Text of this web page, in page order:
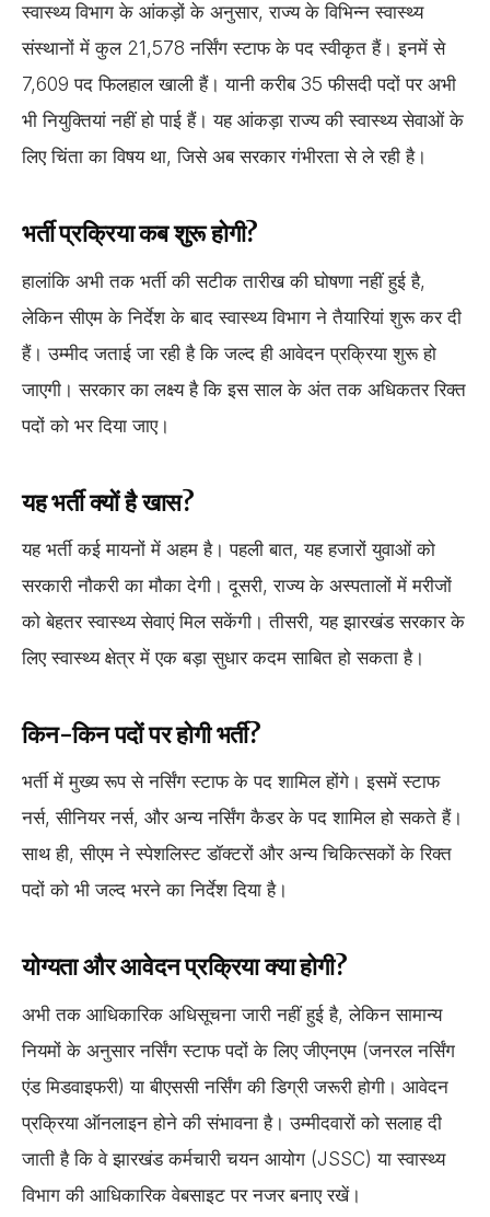
स्वास्थ्य विभाग के आंकड़ों के अनुसार, राज्य के विभिन्न स्वास्थ्य
संस्थानों में कुल 21,578 नर्सिंग स्टाफ के पद स्वीकृत हैं। इनमें से
7,609 पद फिलहाल खाली हैं। यानी करीब 35 फीसदी पदों पर अभी
भी नियुक्तियां नहीं हो पाई हैं। यह आंकड़ा राज्य की स्वास्थ्य सेवाओं के
लिए चिंता का विषय था, जिसे अब सरकार गंभीरता से ले रही है।
भर्ती प्रक्रिया कब शुरू होगी?
हालांकि अभी तक भर्ती की सटीक तारीख की घोषणा नहीं हुई है,
लेकिन सीएम के निर्देश के बाद स्वास्थ्य विभाग ने तैयारियां शुरू कर दी
हैं। उम्मीद जताई जा रही है कि जल्द ही आवेदन प्रक्रिया शुरू हो
जाएगी। सरकार का लक्ष्य है कि इस साल के अंत तक अधिकतर रिक्त
पदों को भर दिया जाए।
यह भर्ती क्यों है खास?
यह भर्ती कई मायनों में अहम है। पहली बात, यह हजारों युवाओं को
सरकारी नौकरी का मौका देगी। दूसरी, राज्य के अस्पतालों में मरीजों
को बेहतर स्वास्थ्य सेवाएं मिल सकेंगी। तीसरी, यह झारखंड सरकार के
लिए स्वास्थ्य क्षेत्र में एक बड़ा सुधार कदम साबित हो सकता है।
किन-किन पदों पर होगी भर्ती?
भर्ती में मुख्य रूप से नर्सिंग स्टाफ के पद शामिल होंगे। इसमें स्टाफ
नर्स, सीनियर नर्स, और अन्य नर्सिंग कैडर के पद शामिल हो सकते हैं।
साथ ही, सीएम ने स्पेशलिस्ट डॉक्टरों और अन्य चिकित्सकों के रिक्त
पदों को भी जल्द भरने का निर्देश दिया है।
योग्यता और आवेदन प्रक्रिया क्या होगी?
अभी तक आधिकारिक अधिसूचना जारी नहीं हुई है, लेकिन सामान्य
नियमों के अनुसार नर्सिंग स्टाफ पदों के लिए जीएनएम (जनरल नर्सिंग
एंड मिडवाइफरी) या बीएससी नर्सिंग की डिग्री जरूरी होगी। आवेदन
प्रक्रिया ऑनलाइन होने की संभावना है। उम्मीदवारों को सलाह दी
जाती है कि वे झारखंड कर्मचारी चयन आयोग (JSSC) या स्वास्थ्य
विभाग की आधिकारिक वेबसाइट पर नजर बनाए रखें।